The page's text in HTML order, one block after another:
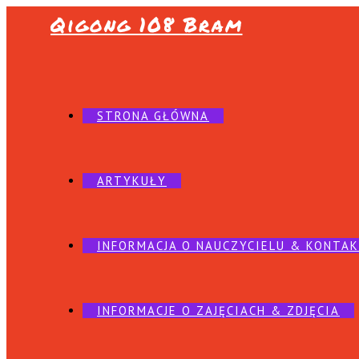
Qigong 108 Bram
STRONA GŁÓWNA
ARTYKUŁY
INFORMACJA O NAUCZYCIELU &
INFORMACJE O ZAJĘCIACH & ZDJĘCIA